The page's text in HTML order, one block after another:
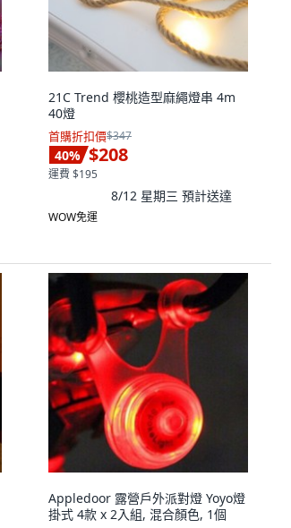
21C Trend 櫻桃造型麻繩燈串 4m
40燈
首購折扣價$347
40% $208
運費 $195
8/12 星期三 預計送達
WOW免運
Appledoor 露營戶外派對燈 Yoyo燈
掛式 4款 x 2入組, 混合顏色, 1個